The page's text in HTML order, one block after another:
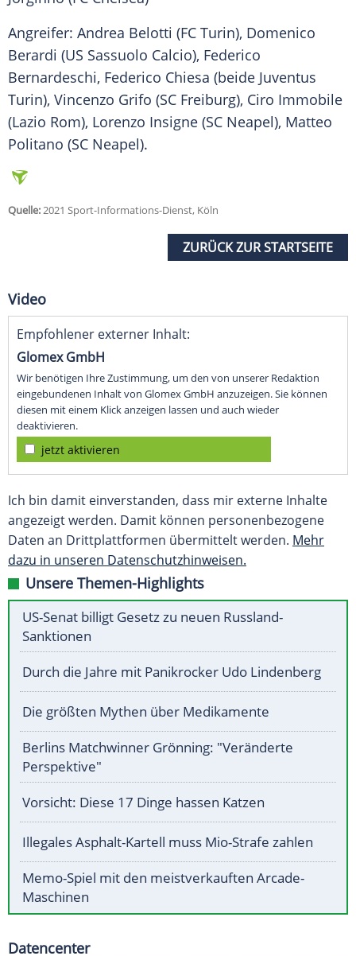
Angreifer: Andrea Belotti (FC Turin), Domenico
Berardi (US Sassuolo Calcio), Federico
Bernardeschi, Federico Chiesa (beide Juventus
Turin), Vincenzo Grifo (SC Freiburg), Ciro Immobile
(Lazio Rom), Lorenzo Insigne (SC Neapel), Matteo
Politano (SC Neapel).
Quelle:2021 Sport-Informations-Dienst, Köln
ZURÜCK ZUR STARTSEITE
Video
Empfohlener externer Inhalt:
Glomex GmbH
Wir benötigen Ihre Zustimmung, um den von unserer Redaktion
eingebundenen Inhalt von Glomex GmbH anzuzeigen. Sie können
diesen mit einem Klick anzeigen lassen und auch wieder
deaktivieren.
jetzt aktivieren
Ich bin damit einverstanden, dass mir externe Inhalte
angezeigt werden. Damit können personenbezogene
Daten an Drittplattformen übermittelt werden. Mehr
dazu in unseren Datenschutzhinweisen.
Unsere Themen-Highlights
US-Senat billigt Gesetz zu neuen Russland-
Sanktionen
Durch die Jahre mit Panikrocker Udo Lindenberg
Die größten Mythen über Medikamente
Berlins Matchwinner Grönning: "Veränderte
Perspektive"
Vorsicht: Diese 17 Dinge hassen Katzen
Illegales Asphalt-Kartell muss Mio-Strafe zahlen
Memo-Spiel mit den meistverkauften Arcade-
Maschinen
Datencenter